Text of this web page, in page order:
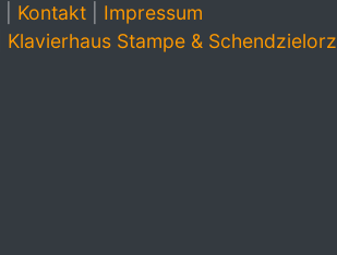
Kontakt| Impressum
Klavierhaus Stampe & Schendzielorz